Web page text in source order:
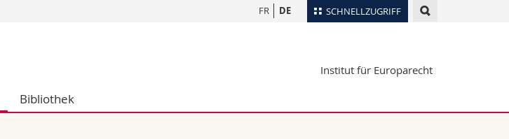
SCHNELLZUGRIFF
Forschende
Ortsplan
Webmail
FR DE
Institut für Europarecht
Bibliothek